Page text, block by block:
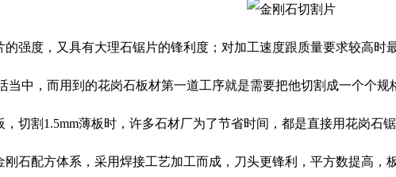
度，又具有大理石锯片的锋利度；对加工速度跟质量要求较高时最
，而用到的花岗石板材第一道工序就是需要把他切割成一个个规
割1.5mm薄板时，许多石材厂为了节省时间，都是直接用花岗石锯
配方体系，采用焊接工艺加工而成，刀头更锋利，平方数提高，